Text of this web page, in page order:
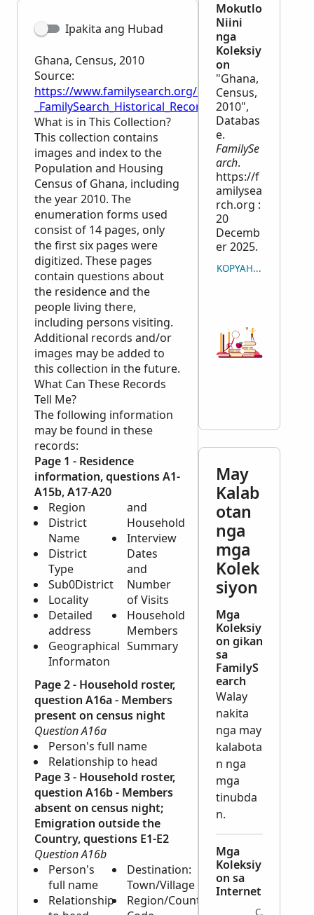
Ipakita ang Hubad
Ghana, Census, 2010
Source:
https://www.familysearch.org/en/wiki/
_FamilySearch_Historical_Records
What is in This Collection?
This collection contains
images and index to the
Population and Housing
Census of Ghana, including
the year 2010. The
enumeration forms used
consist of 14 pages, only
the first six pages were
digitized. These pages
contain questions about
the residence and the
people living there,
including persons visiting.
Additional records and/or
images may be added to
this collection in the future.
What Can These Records
Tell Me?
The following information
may be found in these
records:
Page 1 - Residence
information, questions A1-
A15b, A17-A20
Region
District
Name
District
Type
Sub0District
Locality
Detailed
address
Geographical
Informaton
and
Household
Interview
Dates
and
Number
of Visits
Household
Members
Summary
Page 2 - Household roster,
question A16a - Members
present on census night
Question A16a
Person's full name
Relationship to head
Page 3 - Household roster,
question A16b - Members
absent on census night;
Emigration outside the
Country, questions E1-E2
Question A16b
Person's
full name
Relationship
Destination:
Town/Village
Region/Country
Mokutlo
Niini
nga
Koleksiy
on
"Ghana,
Census,
2010",
Databas
e.
FamilySe
arch.
https://f
amilysea
rch.org :
20
Decemb
er 2025.
KOPYAHON ANG
May
Kalab
otan
nga
mga
Kolek
siyon
Mga
Koleksiy
on gikan
sa
FamilyS
earch
Walay
nakita
nga may
kalabota
n nga
mga
tinubda
n.
Mga
Koleksiy
on sa
Internet
Census | ancestry.com